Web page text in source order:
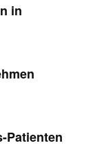
in
Patienten